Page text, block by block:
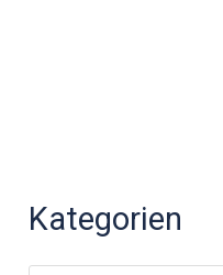
Kategorien